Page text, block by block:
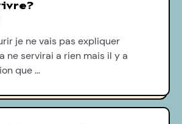
je ne vais pas expliquer
ne servirai a rien mais il y a
que …